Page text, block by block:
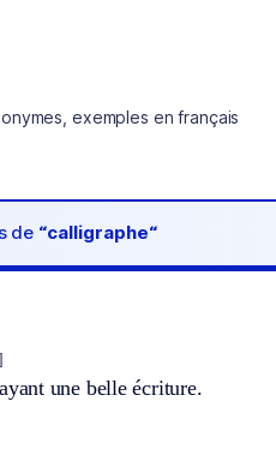
exemples en français
de “calligraphe“
une belle écriture.